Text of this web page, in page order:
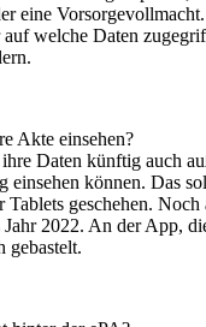
eine
welche Daten
Akte einsehen?
Daten künftig auch
einsehen können. Das
Tablets geschehen. Noch
2022. An der App,
gebastelt.